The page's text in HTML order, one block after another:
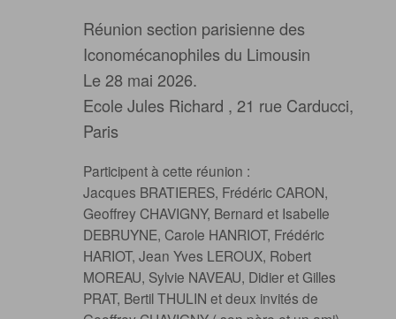
Réunion section parisienne des
Iconomécanophiles du Limousin
Le 28 mai 2026.
Ecole Jules Richard , 21 rue Carducci,
Paris
Participent à cette réunion :
Jacques BRATIERES, Frédéric CARON,
Geoffrey CHAVIGNY, Bernard et Isabelle
DEBRUYNE, Carole HANRIOT, Frédéric
HARIOT, Jean Yves LEROUX, Robert
MOREAU, Sylvie NAVEAU, Didier et Gilles
PRAT, Bertil THULIN et deux invités de